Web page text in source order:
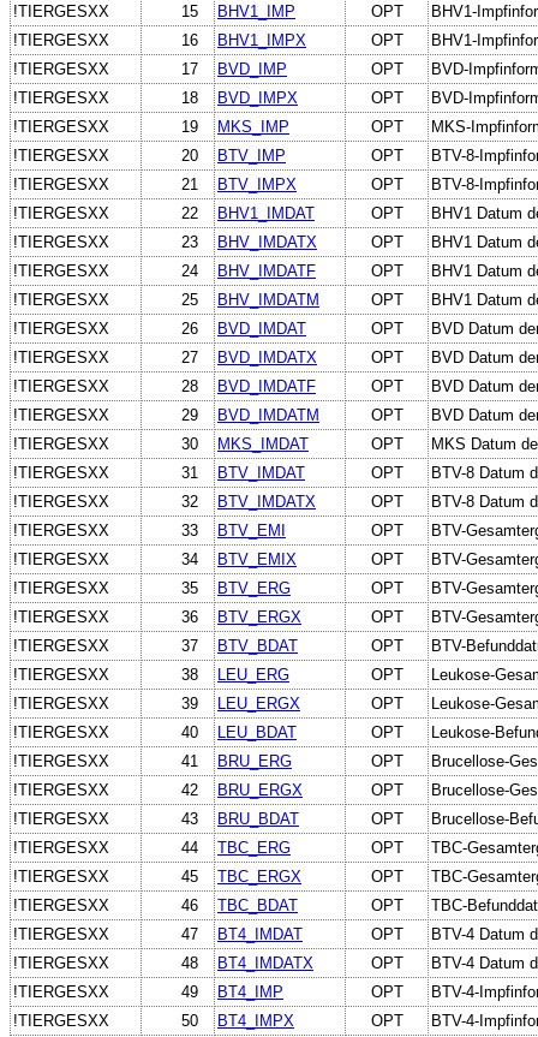
!TIERGESXX
15 BHV1_IMP OPT
BHV1-
!TIERGESXX
16 BHV1_IMPX OPT
BHV1-
!TIERGESXX
17 BVD_IMP OPT
BVD-
!TIERGESXX
18 BVD_IMPX OPT
BVD-
!TIERGESXX
19 MKS_IMP OPT
MKS-
!TIERGESXX
20 BTV_IMP OPT
BTV-8-
!TIERGESXX
21 BTV_IMPX OPT
BTV-8-
!TIERGESXX
22 BHV1_IMDAT OPT
BHV1 Datum
!TIERGESXX
23 BHV_IMDATX OPT
BHV1 Datum
!TIERGESXX
24 BHV_IMDATF OPT
BHV1 Datum
!TIERGESXX
25 BHV_IMDATM OPT
BHV1 Datum
!TIERGESXX
26 BVD_IMDAT OPT
BVD Datum
!TIERGESXX
27 BVD_IMDATX OPT
BVD Datum
!TIERGESXX
28 BVD_IMDATF OPT
BVD Datum
!TIERGESXX
29 BVD_IMDATM OPT
BVD Datum
!TIERGESXX
30 MKS_IMDAT OPT
MKS Datum
!TIERGESXX
31 BTV_IMDAT OPT
BTV-8 Datum
!TIERGESXX
32 BTV_IMDATX OPT
BTV-8 Datum
!TIERGESXX
33 BTV_EMI OPT
BTV-
!TIERGESXX
34 BTV_EMIX OPT
BTV-
!TIERGESXX
35 BTV_ERG OPT
BTV-
!TIERGESXX
36 BTV_ERGX OPT
BTV-
!TIERGESXX
37 BTV_BDAT OPT
BTV-
!TIERGESXX
38 LEU_ERG OPT
Leukose-
!TIERGESXX
39 LEU_ERGX OPT
Leukose-
!TIERGESXX
40 LEU_BDAT OPT
Leukose-
!TIERGESXX
41 BRU_ERG OPT
Brucellose-
!TIERGESXX
42 BRU_ERGX OPT
Brucellose-
!TIERGESXX
43 BRU_BDAT OPT
Brucellose-
!TIERGESXX
44 TBC_ERG OPT
TBC-
!TIERGESXX
45 TBC_ERGX OPT
TBC-
!TIERGESXX
46 TBC_BDAT OPT
TBC-
!TIERGESXX
47 BT4_IMDAT OPT
BTV-4 Datum
!TIERGESXX
48 BT4_IMDATX OPT
BTV-4 Datum
!TIERGESXX
49 BT4_IMP OPT
BTV-4-
!TIERGESXX
50 BT4_IMPX OPT
BTV-4-